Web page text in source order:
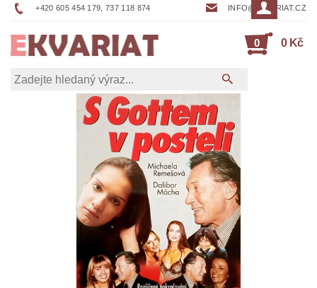
+420 605 454 179, 737 118 874 INFO@EKVARIAT.CZ
0 0 Kč